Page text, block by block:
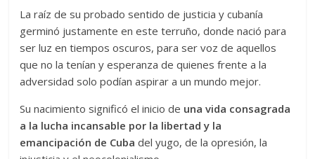
La raíz de su probado sentido de justicia y cubanía
germinó justamente en este terruño, donde nació para
ser luz en tiempos oscuros, para ser voz de aquellos
que no la tenían y esperanza de quienes frente a la
adversidad solo podían aspirar a un mundo mejor.
Su nacimiento significó el inicio de una vida consagrada
a la lucha incansable por la libertad y la
emancipación de Cuba del yugo, de la opresión, la